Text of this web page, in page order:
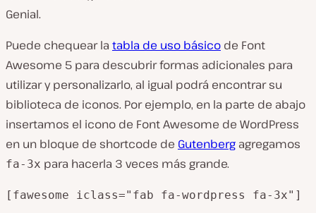
Genial.
Puede chequear la tabla de uso básico de Font
Awesome 5 para descubrir formas adicionales para
utilizar y personalizarlo, al igual podrá encontrar su
biblioteca de iconos. Por ejemplo, en la parte de abajo
insertamos el icono de Font Awesome de WordPress
en un bloque de shortcode de Gutenberg agregamos
fa-3x para hacerla 3 veces más grande.
[fawesome iclass="fab fa-wordpress fa-3x"]